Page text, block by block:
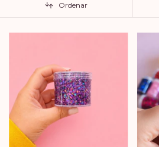
Ordenar